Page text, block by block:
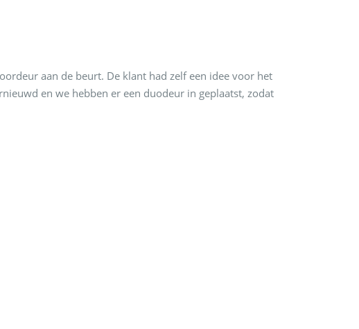
aan de beurt. De klant had zelf een idee voor het
en we hebben er een duodeur in geplaatst, zodat